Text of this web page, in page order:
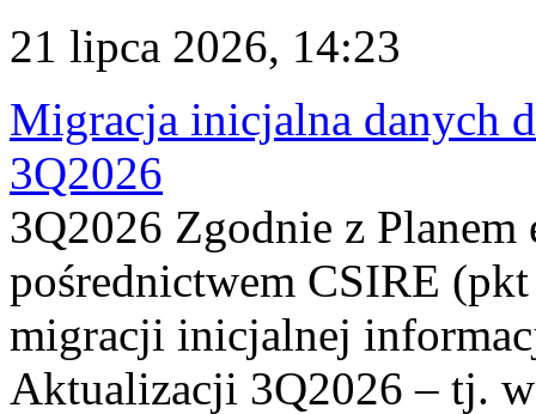
21 lipca 2026, 14:23
Migracja inicjalna danych
3Q2026
3Q2026 Zgodnie z
pośrednictwem CSIRE
migracji inicjalnej
Aktualizacji 3Q2026 – tj.